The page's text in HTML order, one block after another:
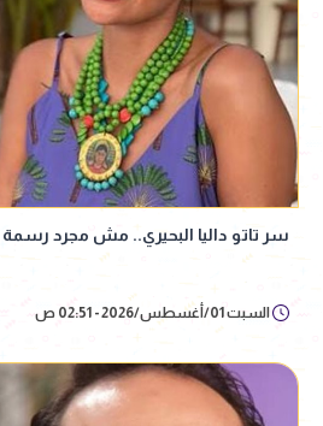
سر تاتو داليا البحيري.. مش مجرد
السبت 01/أغسطس/2026 - 02:51 ص